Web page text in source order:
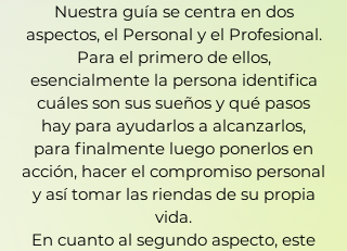
Nuestra guía se centra en dos
aspectos, el Personal y el Profesional.
Para el primero de ellos,
esencialmente la persona identifica
cuáles son sus sueños y qué pasos
hay para ayudarlos a alcanzarlos,
para finalmente luego ponerlos en
acción, hacer el compromiso personal
y así tomar las riendas de su propia
vida.
En cuanto al segundo aspecto, este